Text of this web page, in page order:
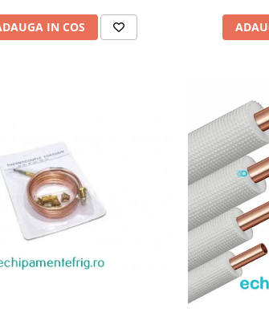
IN COS